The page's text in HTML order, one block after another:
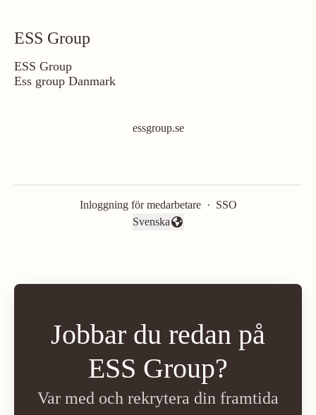
ESS Group
ESS Group
Ess group Danmark
essgroup.se
Inloggning för medarbetare · SSO
Byt språk
Svenska
Jobbar du redan på
ESS Group?
Var med och rekrytera din framtida